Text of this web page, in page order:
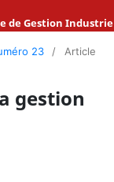
de Gestion
23 / Article
gestion